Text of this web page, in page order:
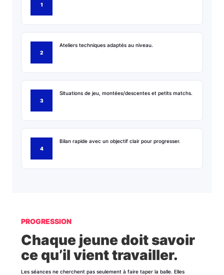
Ateliers techniques adaptés au niveau.
Situations de jeu, montées/descentes et petits matchs.
Bilan rapide avec un objectif clair pour progresser.
PROGRESSION
Chaque jeune doit savoir
ce qu’il vient travailler.
Les séances ne cherchent pas seulement à faire taper la balle. Elles